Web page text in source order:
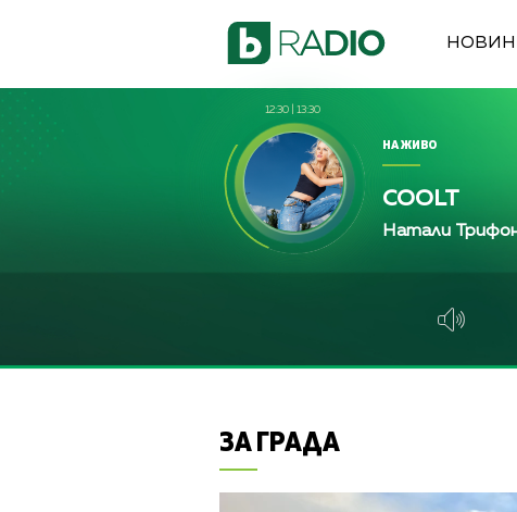
12:30 13:30
НА ЖИВО
COOLT
Натали
ЗА ГРАДА